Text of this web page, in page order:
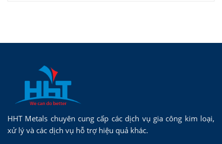
HHT Metals chuyên cung cấp các dịch vụ gia công kim loại,
xử lý và các dịch vụ hỗ trợ hiệu quả khác.